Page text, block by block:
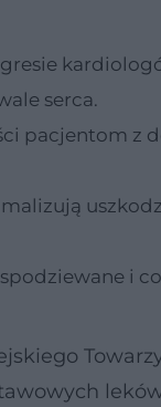
serca.
pacjentom
i